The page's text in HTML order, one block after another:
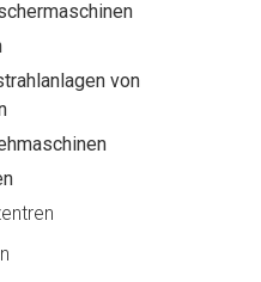
von